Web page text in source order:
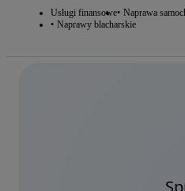
Usługi finansowe Naprawa
Naprawy blacharskie